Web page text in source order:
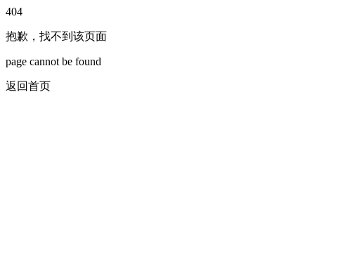
404
抱歉，找不到该页面
page cannot be found
返回首页